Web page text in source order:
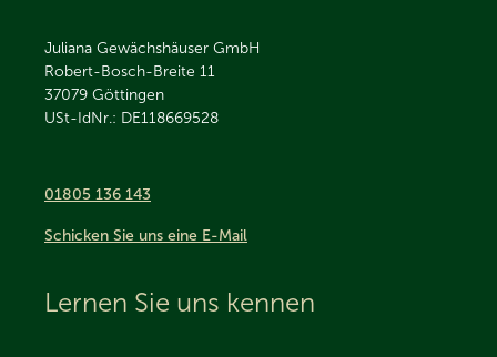
Juliana Gewächshäuser GmbH
Robert-Bosch-Breite 11
37079 Göttingen
USt-IdNr.: DE118669528
01805 136 143
Schicken Sie uns eine E-Mail
Lernen Sie uns kennen